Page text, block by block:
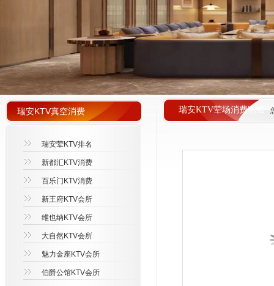
瑞安KTV荤场消费明细
瑞安KTV真空消费
瑞安荤KTV排名
新都汇KTV消费
百乐门KTV消费
新王府KTV会所
维也纳KTV会所
大自然KTV会所
魅力金座KTV会所
伯爵公馆KTV会所